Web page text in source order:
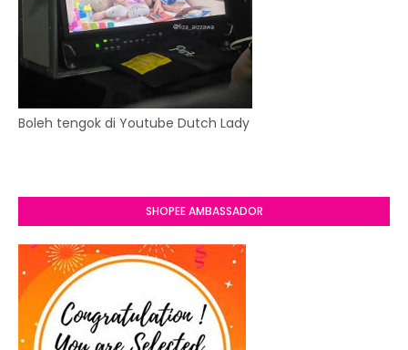
Boleh tengok di Youtube Dutch Lady
SHOPEE AMBASSADOR